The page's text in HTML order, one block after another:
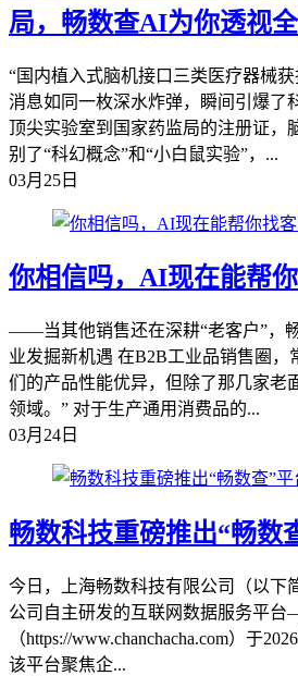
局，畅数查AI为你透视
“国内植入式脑机接口三类医疗器械
消息如同一枚深水炸弹，瞬间引爆了
顶尖实验室到国家药监局的注册证，
别了“科幻概念”和“小白鼠实验”，...
03月25日
你相信吗，AI现在能帮
——当其他销售还在深耕“老客户”，
业发掘新机遇 在B2B工业品销售圈，
们的产品性能优异，但除了那几家老
领域。” 对于生产通用消费品的...
03月24日
畅数科技重磅推出“畅数
今日，上海畅数科技有限公司（以下
公司自主研发的互联网数据服务平
（https://www.chanchacha.com）于
该平台聚焦企...